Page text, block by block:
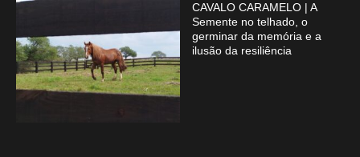
CAVALO CARAMELO | A
Semente no telhado, o
germinar da memória e a
ilusão da resiliência